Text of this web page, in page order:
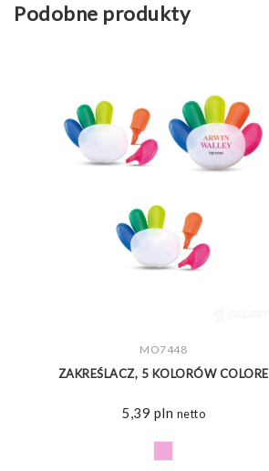
Podobne produkty
ZOBACZ WIĘCEJ
MO7448
ZAKREŚLACZ, 5 KOLORÓW COLORE
5,39 pln netto